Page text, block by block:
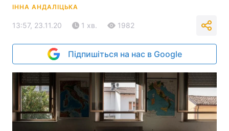
ІННА АНДАЛІЦЬКА
13:57, 23.11.20 1 хв. 1982
Підпишіться на нас в Google